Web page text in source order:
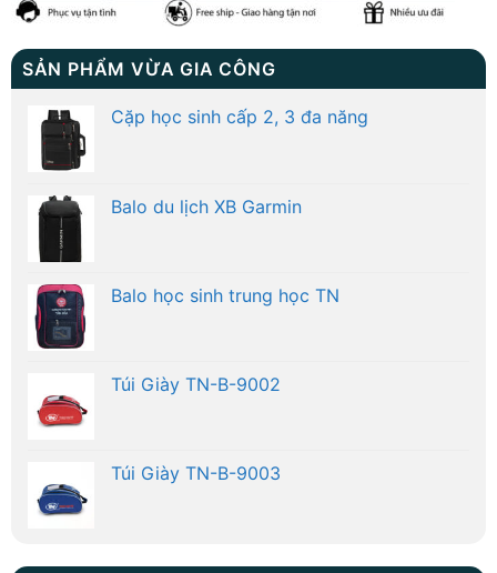
SẢN PHẨM VỪA GIA CÔNG
Cặp học sinh cấp 2, 3 đa năng
Balo du lịch XB Garmin
Balo học sinh trung học TN
Túi Giày TN-B-9002
Túi Giày TN-B-9003